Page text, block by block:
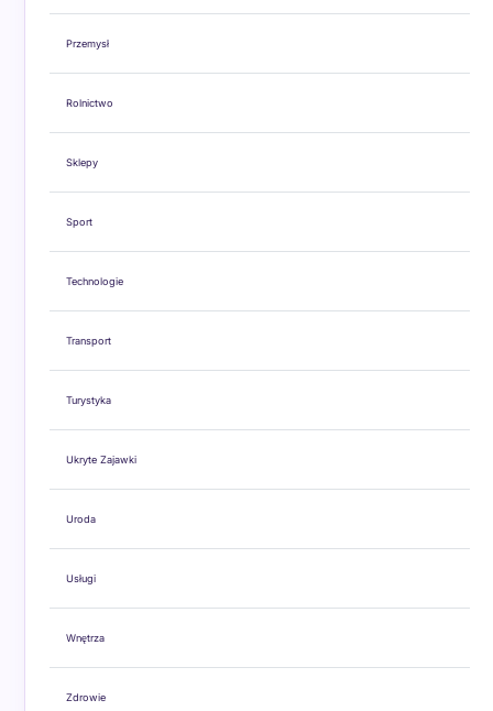
Przemysł
Rolnictwo
Sklepy
Sport
Technologie
Transport
Turystyka
Ukryte Zajawki
Uroda
Usługi
Wnętrza
Zdrowie